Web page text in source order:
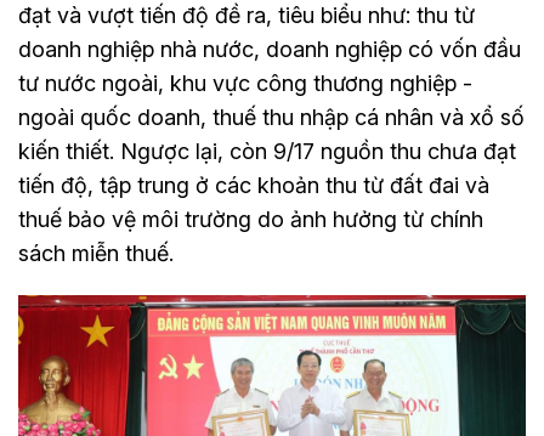
đạt và vượt tiến độ đề ra, tiêu biểu như: thu từ
doanh nghiệp nhà nước, doanh nghiệp có vốn đầu
tư nước ngoài, khu vực công thương nghiệp -
ngoài quốc doanh, thuế thu nhập cá nhân và xổ số
kiến thiết. Ngược lại, còn 9/17 nguồn thu chưa đạt
tiến độ, tập trung ở các khoản thu từ đất đai và
thuế bảo vệ môi trường do ảnh hưởng từ chính
sách miễn thuế.